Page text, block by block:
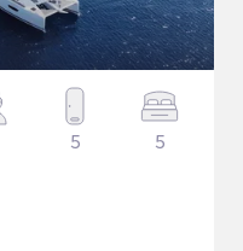
5 5